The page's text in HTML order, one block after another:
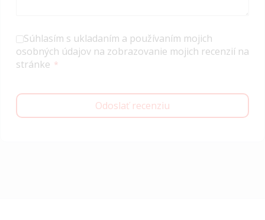
Súhlasím s ukladaním a používaním mojich
osobných údajov na zobrazovanie mojich recenzií na
stránke
Odoslať recenziu